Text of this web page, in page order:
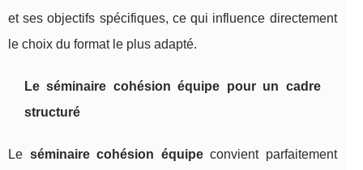
et ses objectifs spécifiques, ce qui influence directement
le choix du format le plus adapté.
Le séminaire cohésion équipe pour un cadre
structuré
Le séminaire cohésion équipeconvient parfaitement